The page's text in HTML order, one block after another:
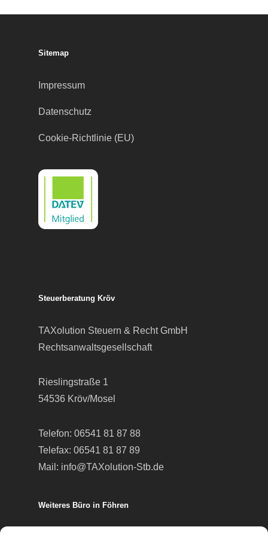
Sitemap
Impressum
Datenschutz
Cookie-Richtlinie (EU)
Steuerberatung Kröv
TAXolution Steuern & Recht GmbH
Rechtsanwaltsgesellschaft
Rieslingstraße 1
54536 Kröv/Mosel
Telefon: 06541 81 87 88
Telefax: 06541 81 87 89
Mail: info@TAXolution-Stb.de
Weiteres Büro in Föhren